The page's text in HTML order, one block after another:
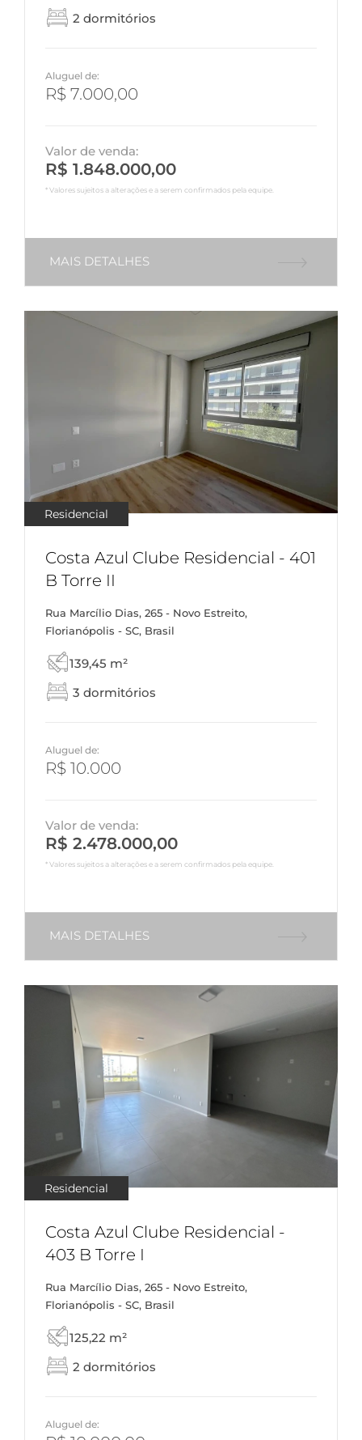
2 dormitórios
Aluguel de:
R$ 7.000,00
Valor de venda:
R$ 1.848.000,00
* Valores sujeitos a alterações e a serem confirmados pela equipe.
MAIS DETALHES
Residencial
Costa Azul Clube Residencial - 401
B Torre II
Rua Marcílio Dias, 265 - Novo Estreito,
Florianópolis - SC, Brasil
139,45 m²
3 dormitórios
Aluguel de:
R$ 10.000
Valor de venda:
R$ 2.478.000,00
* Valores sujeitos a alterações e a serem confirmados pela equipe.
MAIS DETALHES
Residencial
Costa Azul Clube Residencial -
403 B Torre I
Rua Marcílio Dias, 265 - Novo Estreito,
Florianópolis - SC, Brasil
125,22 m²
2 dormitórios
Aluguel de: